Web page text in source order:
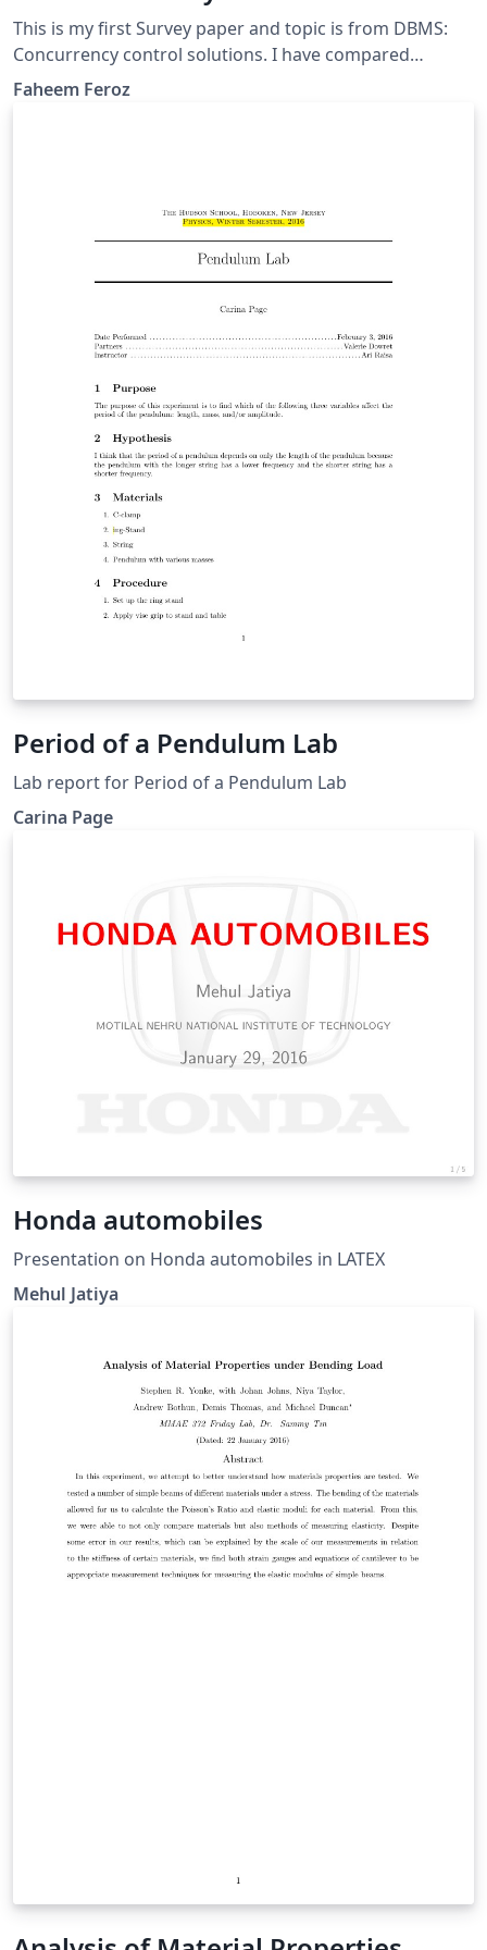
This is my first Survey paper and topic is from DBMS:
Concurrency control solutions. I have compared
different methods in this paper. As this is my first paper
Faheem Feroz
Period of a Pendulum Lab
Lab report for Period of a Pendulum Lab
Carina Page
Honda automobiles
Presentation on Honda automobiles in LATEX
Mehul Jatiya